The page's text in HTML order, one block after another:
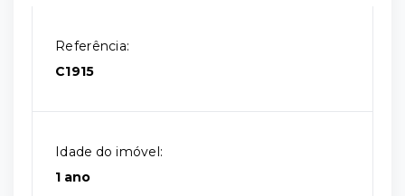
Referência:
C1915
Idade do imóvel:
1 ano